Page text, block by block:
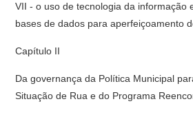
VII - o uso de tecnologia da informação
bases de dados para aperfeiçoamento
Capítulo II
Da governança da Política Municipal
Situação de Rua e do Programa